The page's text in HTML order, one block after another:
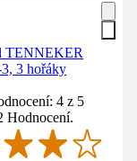
TENNEKER
3 hořáky
4 z 5
Hodnocení.